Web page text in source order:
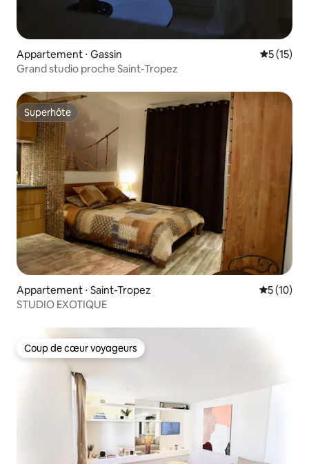
Appartement ⋅ Gassin
5 (15)
Grand studio proche Saint-Tropez
Superhôte
Superhôte
Appartement ⋅ Saint-Tropez
5 (10)
STUDIO EXOTIQUE
Coup de cœur voyageurs
Coup de cœur voyageurs